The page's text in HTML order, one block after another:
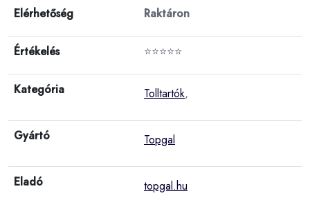
Elérhetőség Raktáron
Értékelés ⭐⭐⭐⭐⭐
Kategória Tolltartók,
Gyártó Topgal
Eladó topgal.hu